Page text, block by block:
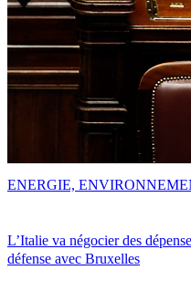
L’Italie va négocier des
défense avec Bruxelles
ENERGIE,